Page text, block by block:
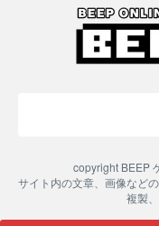
特定商取引法に基づ
copyright BEEP
サイト内の文章、画像など
複製